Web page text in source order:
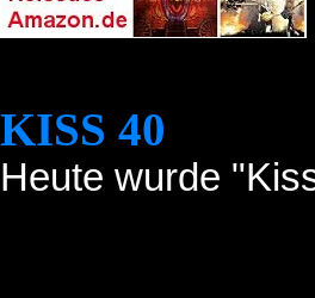
KISS 40
Heute wurde